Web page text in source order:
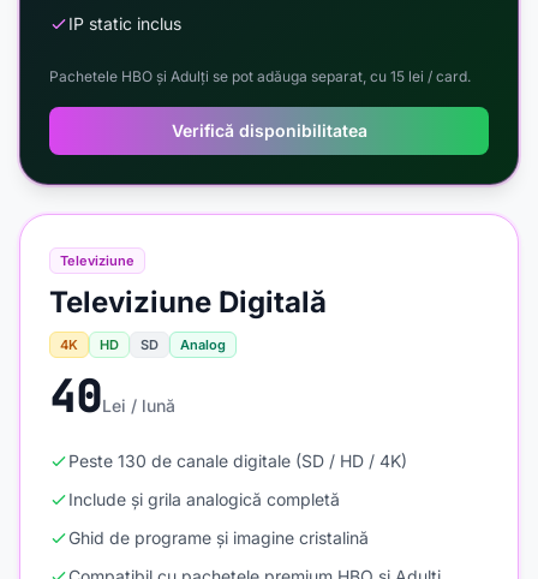
Televiziune
Televiziune Digitală
4K HD SD Analog
40Lei / lună
Peste 130 de canale digitale (SD / HD / 4K)
Include și grila analogică completă
Ghid de programe și imagine cristalină
IP static inclus
Pachetele HBO și Adulți se pot adăuga separat, cu 15 lei / card.
Verifică disponibilitatea